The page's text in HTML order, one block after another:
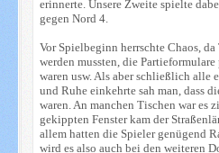
erinnerte. Unsere Zweite spielte
gegen Nord 4.
Vor Spielbeginn herrschte Chaos,
werden mussten, die
waren usw. Als aber schließlich alle
und Ruhe einkehrte sah man, dass
waren. An manchen Tischen war es
gekippten Fenster kam der
allem hatten die Spieler genügend
wird es also auch bei den weiteren